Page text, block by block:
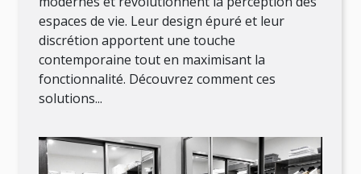
espaces de vie. Leur design épuré et leur
discrétion apportent une touche
contemporaine tout en maximisant la
fonctionnalité. Découvrez comment ces
solutions...